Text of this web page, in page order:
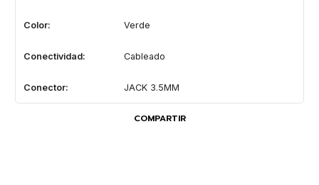
Color: Verde
Conectividad: Cableado
Conector: JACK 3.5MM
COMPARTIR